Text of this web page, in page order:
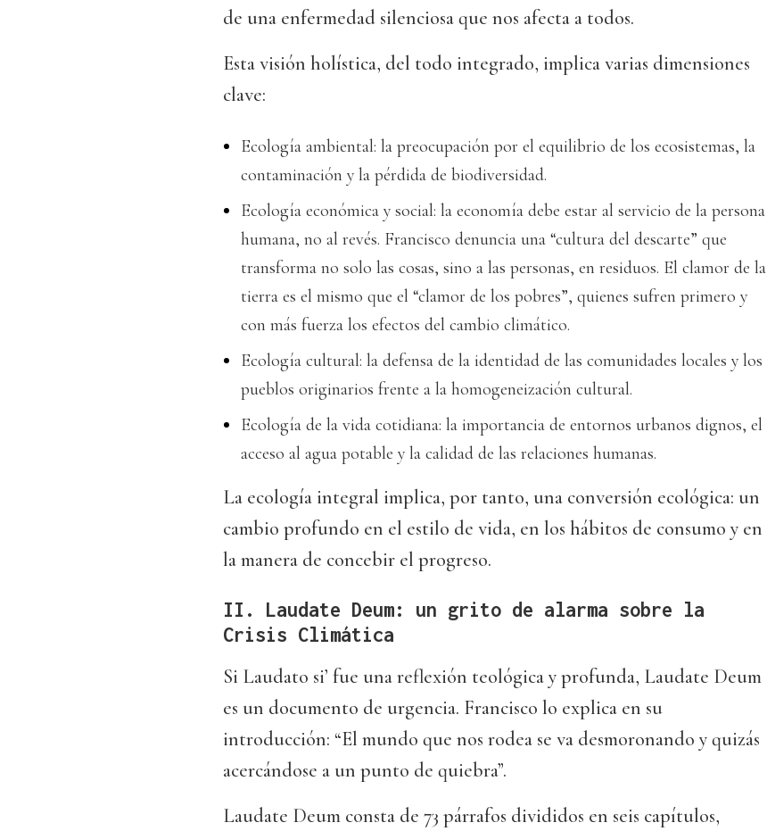
de una enfermedad silenciosa que nos afecta a todos.
Esta visión holística, del todo integrado, implica varias dimensiones
clave:
Ecología ambiental: la preocupación por el equilibrio de los ecosistemas, la
contaminación y la pérdida de biodiversidad.
Ecología económica y social: la economía debe estar al servicio de la persona
humana, no al revés. Francisco denuncia una “cultura del descarte” que
transforma no solo las cosas, sino a las personas, en residuos. El clamor de la
tierra es el mismo que el “clamor de los pobres”, quienes sufren primero y
con más fuerza los efectos del cambio climático.
Ecología cultural: la defensa de la identidad de las comunidades locales y los
pueblos originarios frente a la homogeneización cultural.
Ecología de la vida cotidiana: la importancia de entornos urbanos dignos, el
acceso al agua potable y la calidad de las relaciones humanas.
La ecología integral implica, por tanto, una conversión ecológica: un
cambio profundo en el estilo de vida, en los hábitos de consumo y en
la manera de concebir el progreso.
II. Laudate Deum: un grito de alarma sobre la
Crisis Climática
Si Laudato si’ fue una reflexión teológica y profunda, Laudate Deum
es un documento de urgencia. Francisco lo explica en su
introducción: “El mundo que nos rodea se va desmoronando y quizás
acercándose a un punto de quiebra”.
Laudate Deum consta de 73 párrafos divididos en seis capítulos,